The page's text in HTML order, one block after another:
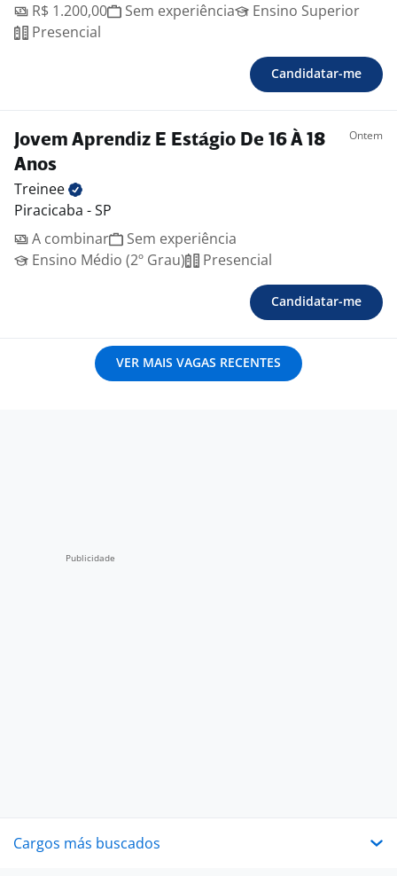
R$ 1.200,00
Sem experiência
Ensino Superior
Presencial
Candidatar-me
Jovem Aprendiz E Estágio De 16 À 18
Anos
Ontem
Treinee
Piracicaba - SP
A combinar
Sem experiência
Ensino Médio (2º Grau)
Presencial
Candidatar-me
VER MAIS VAGAS RECENTES
Cargos más buscados